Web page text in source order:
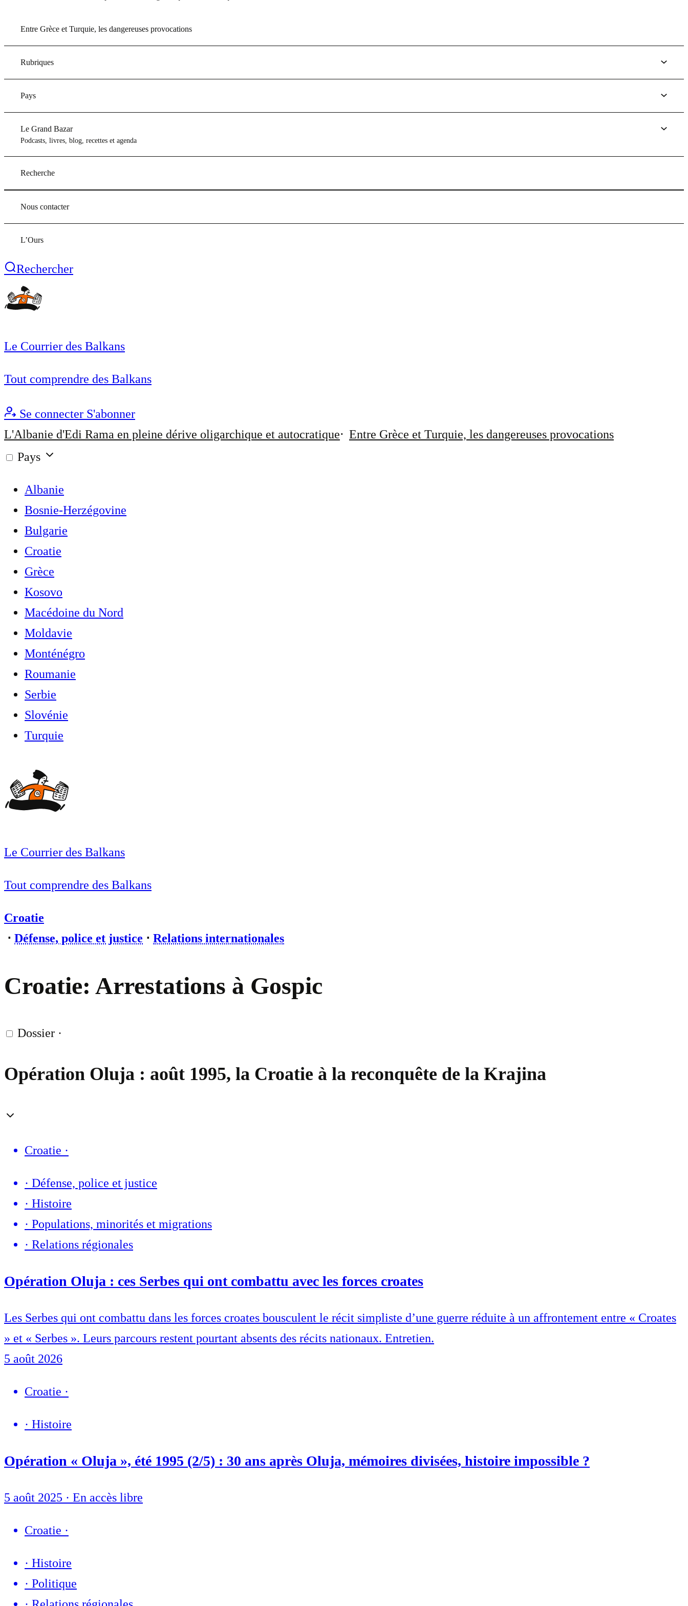
Entre Grèce et Turquie, les dangereuses provocations
Rubriques
Pays
Le Grand Bazar
Podcasts, livres, blog, recettes et agenda
Recherche
Nous contacter
L’Ours
Rechercher
Le Courrier des Balkans
Tout comprendre des Balkans
Se connecter S'abonner
L'Albanie d'Edi Rama en pleine dérive oligarchique et autocratique
Entre Grèce et Turquie, les dangereuses provocations
Pays
Albanie
Bosnie-Herzégovine
Bulgarie
Croatie
Grèce
Kosovo
Macédoine du Nord
Moldavie
Monténégro
Roumanie
Serbie
Slovénie
Turquie
Le Courrier des Balkans
Tout comprendre des Balkans
Croatie
⋅ Défense, police et justice ⋅ Relations internationales
Croatie: Arrestations à Gospic
Dossier ·
Opération Oluja : août 1995, la Croatie à la reconquête de la Krajina
Croatie ·
· Défense, police et justice
· Histoire
· Populations, minorités et migrations
· Relations régionales
Opération Oluja : ces Serbes qui ont combattu avec les forces croates
Les Serbes qui ont combattu dans les forces croates bousculent le récit simpliste d’une guerre réduite à un affrontement entre « Croates
» et « Serbes ». Leurs parcours restent pourtant absents des récits nationaux. Entretien.
5 août 2026
Croatie ·
· Histoire
Opération « Oluja », été 1995 (2/5) : 30 ans après Oluja, mémoires divisées, histoire impossible ?
5 août 2025 · En accès libre
Croatie ·
· Histoire
· Politique